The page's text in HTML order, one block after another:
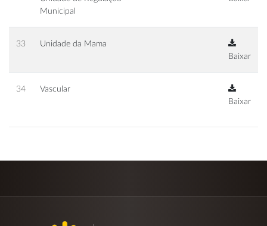
Municipal
33
Unidade da Mama
Baixar
34
Vascular
Baixar